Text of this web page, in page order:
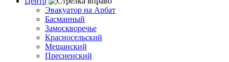
Эвакуатор на Арбат
Басманный
Замоскворечье
Красносельский
Мещанский
Пресненский